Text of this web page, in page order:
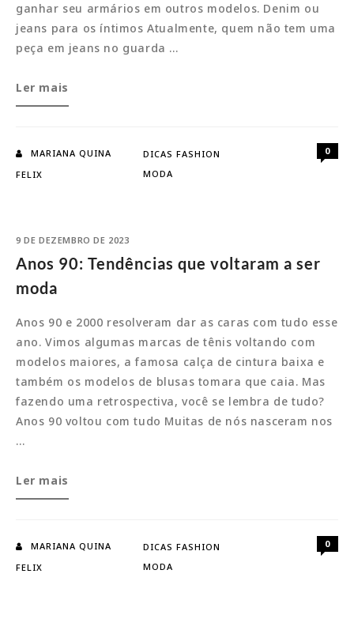
ganhar seu armários em outros modelos. Denim ou
jeans para os íntimos Atualmente, quem não tem uma
peça em jeans no guarda …
Denim:
Modelagens
vão
Ler mais
MARIANA QUINA
FELIX
DICAS FASHION
MODA
0
9 DE DEZEMBRO DE 2023
Anos 90: Tendências que voltaram a ser
moda
Anos 90 e 2000 resolveram dar as caras com tudo esse
ano. Vimos algumas marcas de tênis voltando com
modelos maiores, a famosa calça de cintura baixa e
também os modelos de blusas tomara que caia. Mas
fazendo uma retrospectiva, você se lembra de tudo?
Anos 90 voltou com tudo Muitas de nós nasceram nos
…
Anos
90:
que
Ler mais
MARIANA QUINA
FELIX
DICAS FASHION
MODA
0